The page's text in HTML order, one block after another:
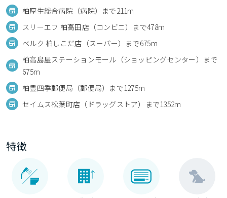
柏厚生総合病院（病院）まで211m
スリーエフ 柏高田店（コンビニ）まで478m
ベルク 柏しこだ店（スーパー）まで675m
柏高島屋ステーションモール（ショッピングセンター）まで
675m
柏豊四季郵便局（郵便局）まで1275m
セイムス松葉町店（ドラッグストア）まで1352m
特徴